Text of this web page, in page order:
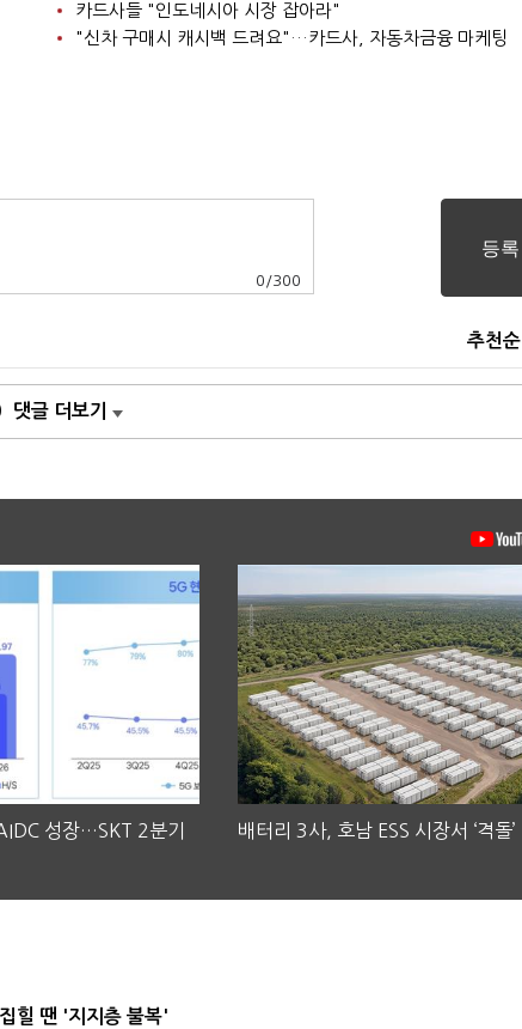
카드사들 "인도네시아 시장 잡아라"
"신차 구매시 캐시백 드려요"…카드사, 자동차금융 마케팅
0 /300
추천순
댓글 더보기
성장…SKT 2분기
배터리 3사, 호남 ESS 시장서 ‘격돌’
힐 땐 '지지층 불복'